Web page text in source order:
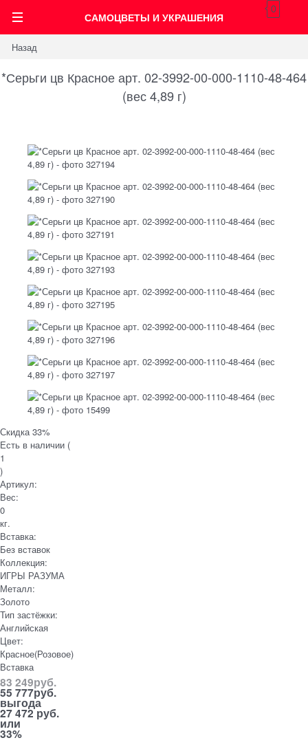
САМОЦВЕТЫ И УКРАШЕНИЯ
0
Назад
*Серьги цв Красное арт. 02-3992-00-000-1110-48-464
(вес 4,89 г)
Скидка 33%
Есть в наличии (
1
)
Артикул:
Вес:
0
кг.
Вставка:
Без вставок
Коллекция:
ИГРЫ РАЗУМА
Металл:
Золото
Тип застёжки:
Английская
Цвет:
Красное(Розовое)
Вставка
83 249руб.
55 777руб.
выгода
27 472 руб.
или
33%